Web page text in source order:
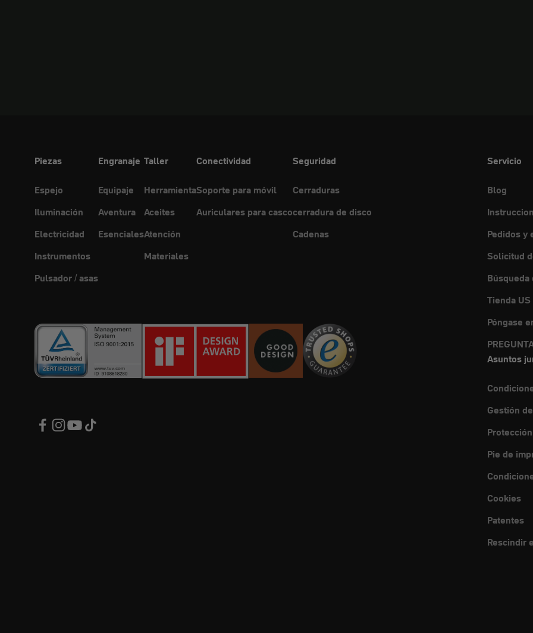
Piezas
Espejo
Iluminación
Electricidad
Instrumentos
Pulsador / asas
Engranaje
Equipaje
Aventura
Esenciales
Taller
Herramienta
Aceites
Atención
Materiales
Conectividad
Soporte para móvil
Auriculares para casco
Seguridad
Cerraduras
cerradura de disco
Cadenas
Servicio
Blog
Pedidos y
Solicitud
Tienda US
Póngase
Asuntos
Gestión
Pie de
Cookies
Patentes
Rescindir